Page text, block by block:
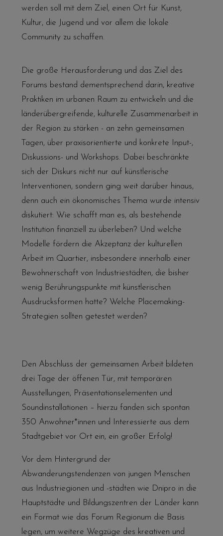
werden soll mit dem Ziel, einen Ort für Kunst,
Kultur, die Jugend und vor allem die lokale
Community zu schaffen.
Die große Herausforderung und das Ziel des
Forums bestand dementsprechend darin, kreative
Praktiken im urbanen Raum zu entwickeln und die
länderübergreifende, kulturelle Zusammenarbeit in
der Region zu stärken - an zehn gemeinsamen
Tagen, über praxisorientierte und konkrete Input-,
Diskussions- und Workshops. Dabei beschränkte
sich der Diskurs nicht nur auf künstlerische
Interventionen, sondern ging weit darüber hinaus,
denn auch ein ökonomisches Thema wurde intensiv
diskutiert: Wie schafft man es, als bestehende
Institution finanziell zu überleben? Und welche
Modelle fördern die Akzeptanz der kulturellen
Arbeit im Quartier, insbesondere innerhalb einer
Bewohnerschaft von Industriestädten, die bisher
wenig Berührungspunkte mit künstlerischen
Ausdrucksformen hatte? Welche Placemaking-
Strategien sollten getestet werden?
Den Abschluss der gemeinsamen Arbeit bildeten
drei Tage der öffenen Tür, mit temporären
Ausstellungen, Präsentationselementen und
Soundinstallationen – hierzu fanden sich spontan
350 Anwohner*innen und Interessierte aus dem
Stadtgebiet vor Ort ein, ein großer Erfolg!
Vor dem Hintergrund der
Abwanderungstendenzen von jungen Menschen
aus Industriegionen und -städten wie Dnipro in die
Hauptstädte und Bildungszentren der Länder kann
ein Format wie das Forum Regionum die Basis
legen, um weitere Wegzüge des kreativen und